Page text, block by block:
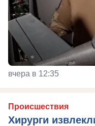
вчера в 12:35
Происшествия
Хирурги